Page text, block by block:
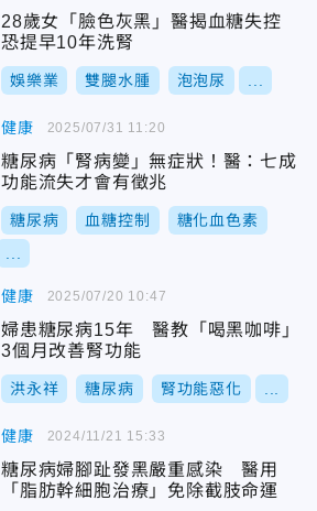
28歲女「臉色灰黑」醫揭血糖失控
恐提早10年洗腎
娛樂業 雙腿水腫 泡泡尿
健康
糖尿病「腎病變」無症狀！醫：七成
功能流失才會有徵兆
糖尿病 血糖控制 糖化血色素
2025/07/31 11:20
健康
婦患糖尿病15年 醫教「喝黑咖啡」
3個月改善腎功能
洪永祥 糖尿病 腎功能惡化
2025/07/20 10:47
健康
糖尿病婦腳趾發黑嚴重感染 醫用
「脂肪幹細胞治療」免除截肢命運
2024/11/21 15:33